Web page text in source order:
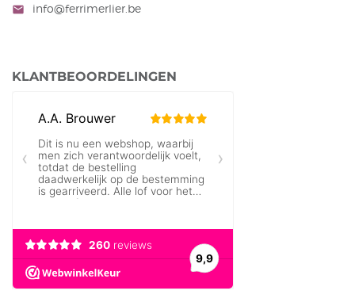
mail info@ferrimerlier.be
KLANTBEOORDELINGEN